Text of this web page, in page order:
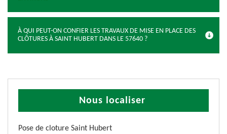
À QUI PEUT-ON CONFIER LES TRAVAUX DE MISE EN PLACE DES
CLÔTURES À SAINT HUBERT DANS LE 57640 ?
Nous localiser
Pose de cloture Saint Hubert